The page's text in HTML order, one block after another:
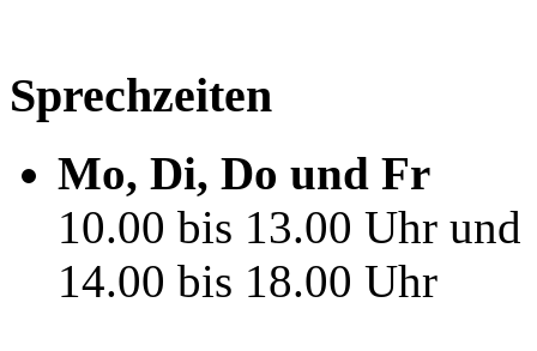
Sprechzeiten
Mo, Di, Do und Fr
10.00 bis 13.00 Uhr und
14.00 bis 18.00 Uhr